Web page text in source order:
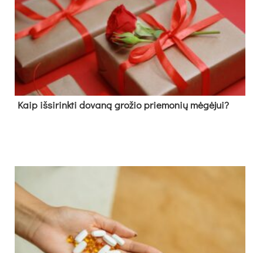
Kaip išsirinkti dovaną grožio priemonių mėgėjui?